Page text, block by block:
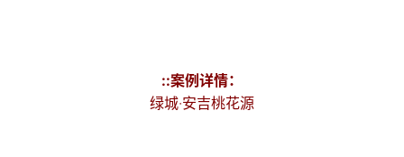
::案例详情：
绿城·安吉桃花源